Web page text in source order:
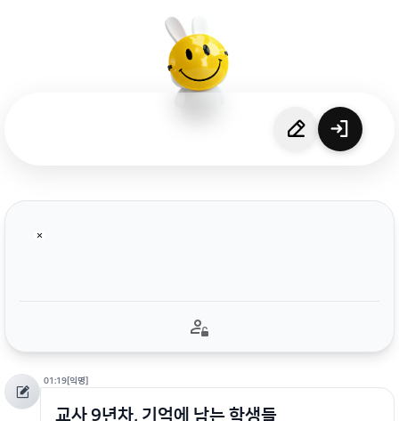
01:19[익명]
교사 9년차, 기억에 남는 학생들